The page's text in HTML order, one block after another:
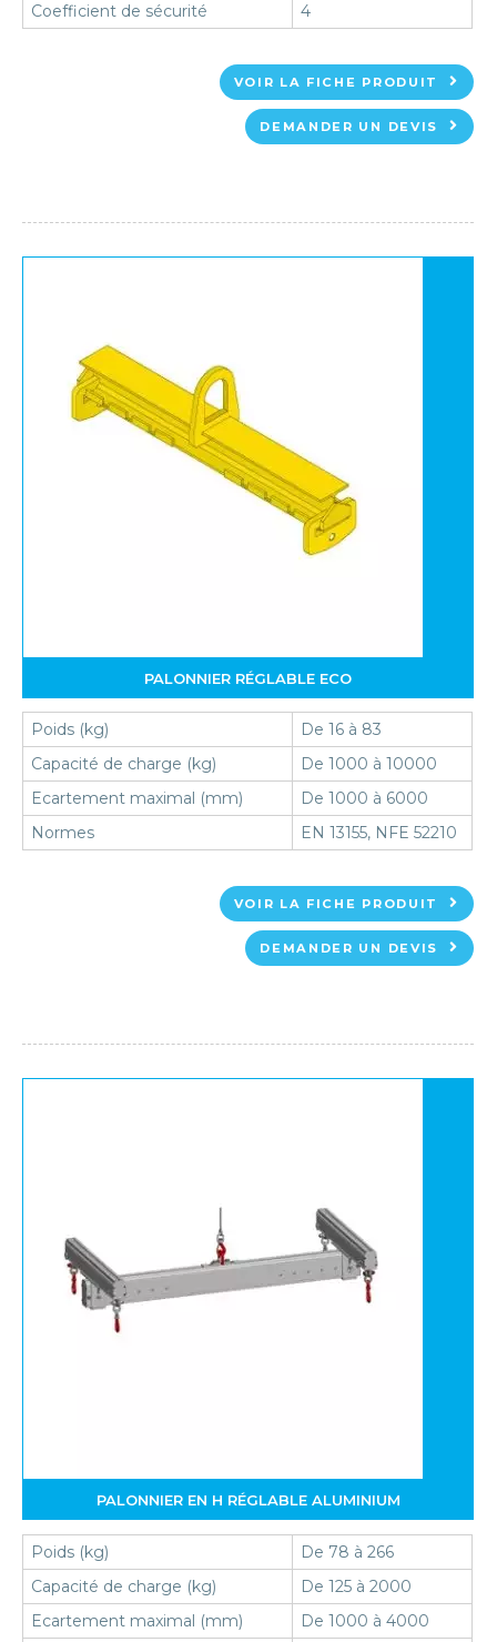
Coefficient de sécurité
4
VOIR LA FICHE PRODUIT
DEMANDER UN DEVIS
PALONNIER RÉGLABLE ECO
Poids (kg)
De 16 à 83
Capacité de charge (kg)
De 1000 à 10000
Ecartement maximal (mm)
De 1000 à 6000
Normes
EN 13155, NFE 52210
VOIR LA FICHE PRODUIT
DEMANDER UN DEVIS
PALONNIER EN H RÉGLABLE ALUMINIUM
Poids (kg)
De 78 à 266
Capacité de charge (kg)
De 125 à 2000
Ecartement maximal (mm)
De 1000 à 4000